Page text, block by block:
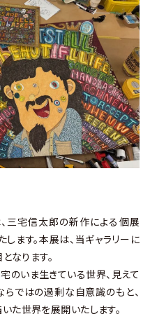
三宅信太郎の新作による個展
ます。本展は、当ギャラリーに
なります。
のいま生きている世界、見えて
らではの過剰な自意識のもと、
た世界を展開いたします。